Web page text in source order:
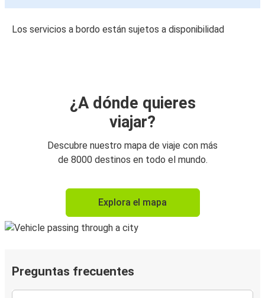
Los servicios a bordo están sujetos a disponibilidad
¿A dónde quieres
viajar?
Descubre nuestro mapa de viaje con más
de 8000 destinos en todo el mundo.
Explora el mapa
Preguntas frecuentes